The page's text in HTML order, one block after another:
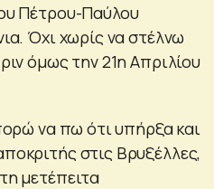
Πέτρου-Παύλου
Όχι χωρίς να στέλνω
όμως την 21η Απριλίου
να πω ότι υπήρξα και
στις Βρυξέλλες,
μετέπειτα